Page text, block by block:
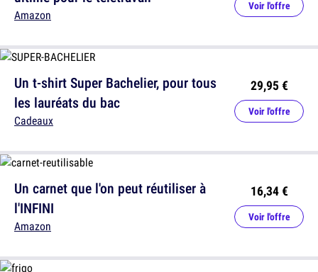
Amazon
Voir l'offre
Un carnet que l'on peut réutiliser à
l'INFINI
Amazon
16,34 €
Voir l'offre
Un t-shirt Super Bachelier, pour tous
les lauréats du bac
Cadeaux
29,95 €
Voir l'offre